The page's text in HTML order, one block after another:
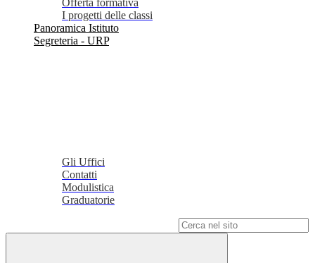
Offerta formativa
I progetti delle classi
Panoramica Istituto
Segreteria - URP
Gli Uffici
Contatti
Modulistica
Graduatorie